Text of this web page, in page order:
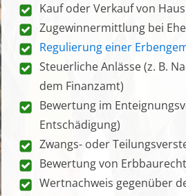
Kauf oder Verkauf von
Zugewinnermittlung bei
Regulierung einer
Steuerliche Anlässe (z. B.
dem Finanzamt)
Bewertung im
Entschädigung)
Zwangs- oder
Bewertung von
Wertnachweis gegenüber